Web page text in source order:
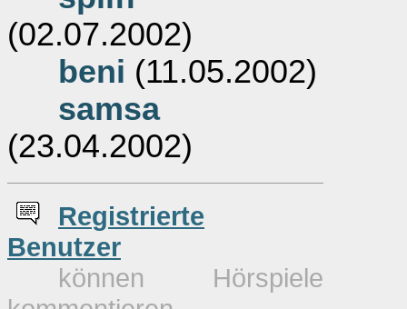
(02.07.2002)
beni (11.05.2002)
samsa
(23.04.2002)
Registrierte
Benutzer
können Hörspiele